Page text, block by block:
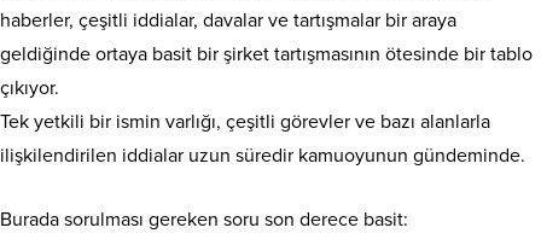
haberler, çeşitli iddialar, davalar ve tartışmalar bir araya
geldiğinde ortaya basit bir şirket tartışmasının ötesinde bir tablo
çıkıyor.
Tek yetkili bir ismin varlığı, çeşitli görevler ve bazı alanlarla
ilişkilendirilen iddialar uzun süredir kamuoyunun gündeminde.
Burada sorulması gereken soru son derece basit: